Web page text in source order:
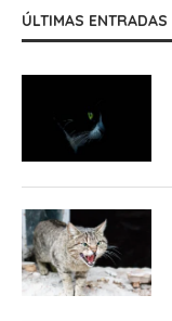
ÚLTIMAS ENTRADAS